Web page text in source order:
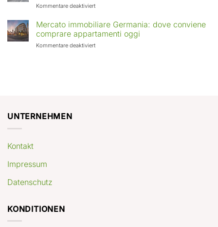
Europa:
in
crescita
rendimenti
Kommentare deaktiviertfür
casa
a
Berlino
con
Mercato immobiliare Germania: dove conviene
comprare appartamenti oggi
Kommentare deaktiviertfür
UNTERNEHMEN
Kontakt
Impressum
Datenschutz
KONDITIONEN